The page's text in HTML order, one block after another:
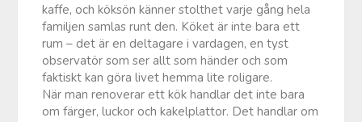
kaffe, och köksön känner stolthet varje gång hela
familjen samlas runt den. Köket är inte bara ett
rum – det är en deltagare i vardagen, en tyst
observatör som ser allt som händer och som
faktiskt kan göra livet hemma lite roligare.
När man renoverar ett kök handlar det inte bara
om färger, luckor och kakelplattor. Det handlar om